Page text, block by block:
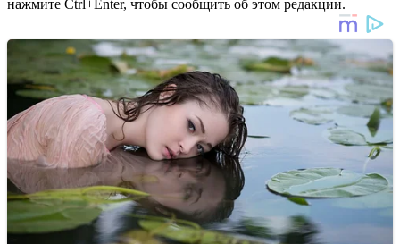
нажмите Ctrl+Enter, чтобы сообщить об этом редакции.